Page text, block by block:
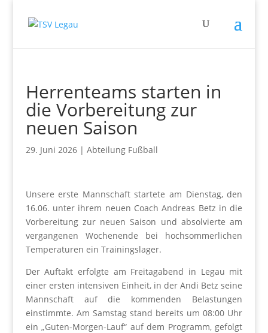
Herrenteams starten in
die Vorbereitung zur
neuen Saison
29. Juni 2026| Abteilung Fußball
Unsere erste Mannschaft startete am Dienstag, den
16.06. unter ihrem neuen Coach Andreas Betz in die
Vorbereitung zur neuen Saison und absolvierte am
vergangenen Wochenende bei hochsommerlichen
Temperaturen ein Trainingslager.
Der Auftakt erfolgte am Freitagabend in Legau mit
einer ersten intensiven Einheit, in der Andi Betz seine
Mannschaft auf die kommenden Belastungen
einstimmte. Am Samstag stand bereits um 08:00 Uhr
ein „Guten-Morgen-Lauf“ auf dem Programm, gefolgt